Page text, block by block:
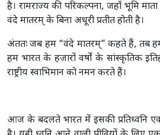
है। रामराज्य की परिकल्पना, जहाँ भूमि
वंदे मातरम् के बिना अधूरी प्रतीत होती है।
अंततः जब हम “वंदे मातरम्” कहते हैं, तब
हम भारत के हजारों वर्षों के सांस्कृतिक
राष्ट्रीय स्वाभिमान को नमन करते हैं।
आज के बदलते भारत में इसकी प्रतिध्वनि एक